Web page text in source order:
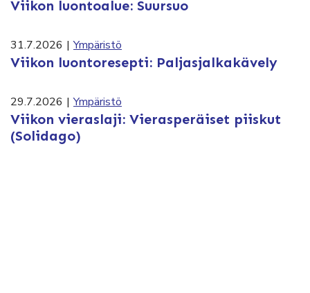
Viikon luontoalue: Suursuo
31.7.2026 | Ympäristö
Viikon luontoresepti: Paljasjalkakävely
29.7.2026 | Ympäristö
Viikon vieraslaji: Vierasperäiset piiskut
(Solidago)